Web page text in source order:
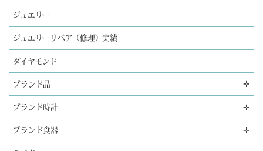
ジュエリー
ジュエリーリペア（修理）実績
ダイヤモンド
ブランド品 ✛
ブランド時計 ✛
ブランド食器 ✛